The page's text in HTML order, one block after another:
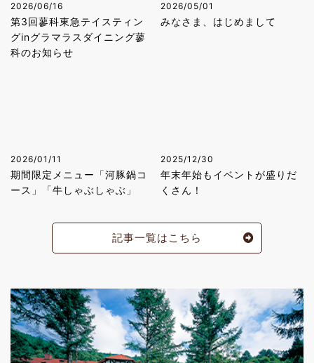
2026/06/16
第3回蓼科東急テイスティン
グinグラマラスダイニング蓼
科のお知らせ
2026/05/01
みなさま、はじめまして
2026/01/11
期間限定メニュー「河豚鍋コ
ース」「牛しゃぶしゃぶ」
2025/12/30
年末年始もイベントが盛りだ
くさん！
記事一覧はこちら